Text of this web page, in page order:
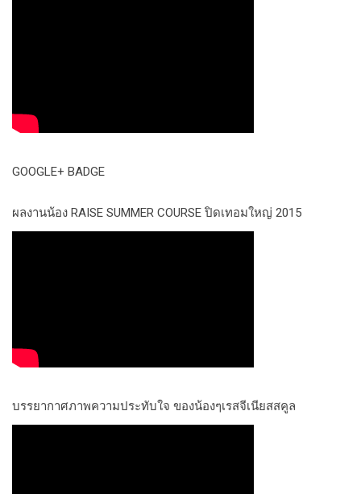
GOOGLE+ BADGE
ผลงานน้อง RAISE SUMMER COURSE ปิดเทอมใหญ่ 2015
บรรยากาศภาพความประทับใจ ของน้องๆเรสจีเนียสสคูล